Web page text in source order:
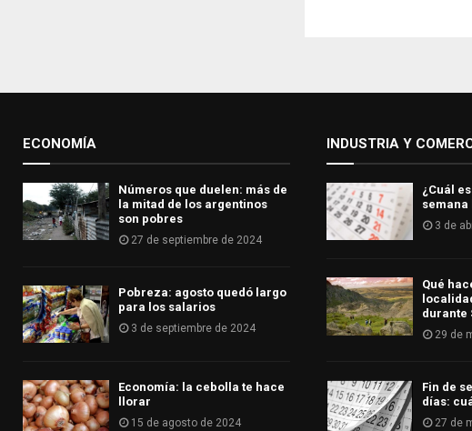
ECONOMÍA
Números que duelen: más de
la mitad de los argentinos
son pobres
27 de septiembre de 2024
Pobreza: agosto quedó largo
para los salarios
3 de septiembre de 2024
Economía: la cebolla te hace
llorar
15 de agosto de 2024
INDUSTRIA Y
¿Cuál
semana
3 de
Qué
durante
29 de
Fin de
días:
27 de